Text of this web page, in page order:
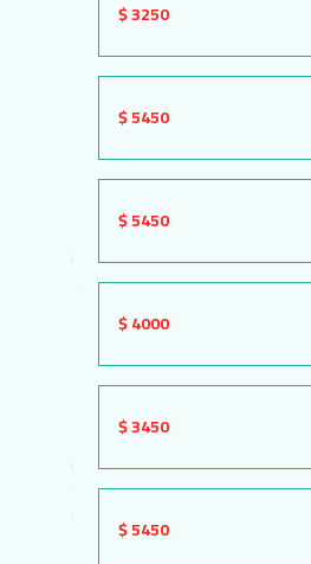
3250 $
5450 $
5450 $
4000 $
3450 $
5450 $